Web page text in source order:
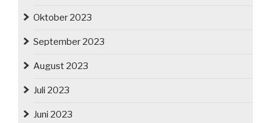
Oktober 2023
September 2023
August 2023
Juli 2023
Juni 2023